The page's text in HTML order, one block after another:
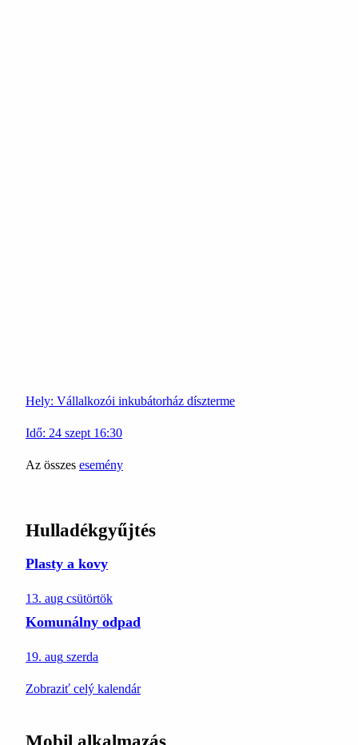
Hely: Vállalkozói inkubátorház díszterme
Idő: 24 szept 16:30
Az összes esemény
Hulladékgyűjtés
Plasty a kovy
13. aug csütörtök
Komunálny odpad
19. aug szerda
Zobraziť celý kalendár
Mobil alkalmazás